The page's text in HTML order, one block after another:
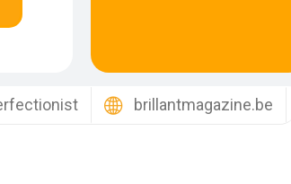
brillantmagazine.be